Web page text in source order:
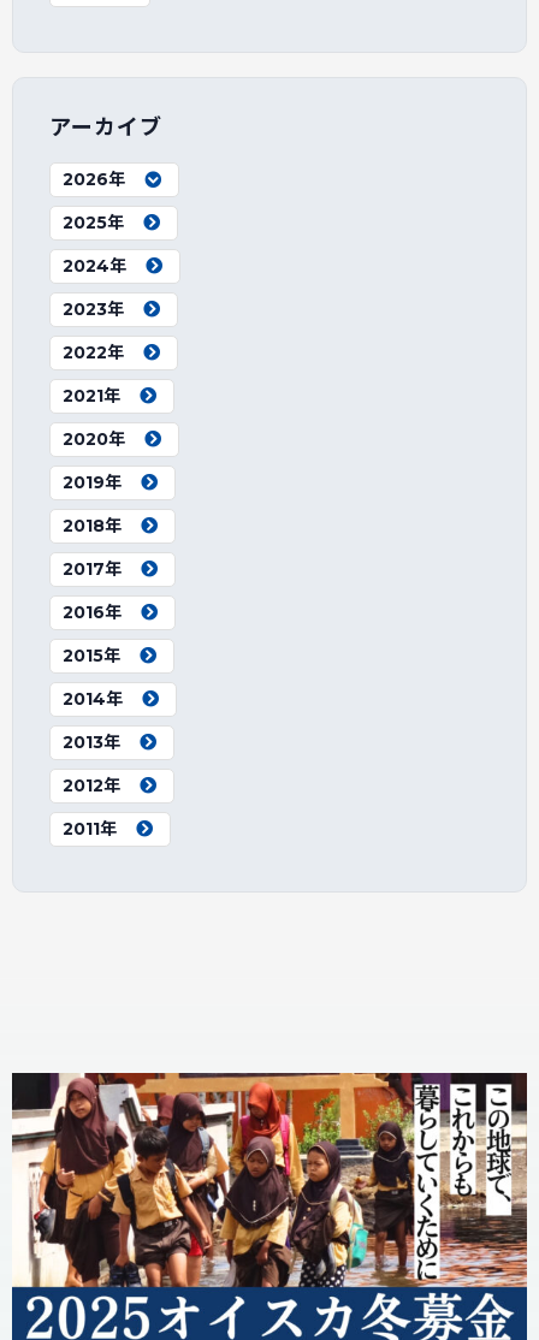
アーカイブ
2026年
2025年
2024年
2023年
2022年
2021年
2020年
2019年
2018年
2017年
2016年
2015年
2014年
2013年
2012年
2011年